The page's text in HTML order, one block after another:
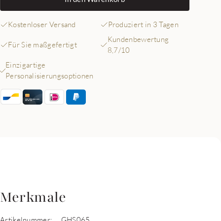
Kostenloser Versand Produziert in 3 Tagen
Für Sie maßgefertigt
Kundenbewertung
8,7/10
Einzigartige
Personalisierungsoptionen
Merkmale